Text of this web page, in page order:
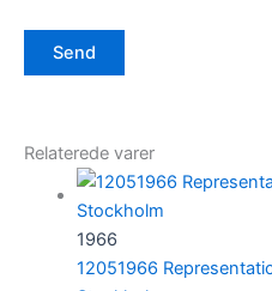
Relaterede varer
1966
12051966